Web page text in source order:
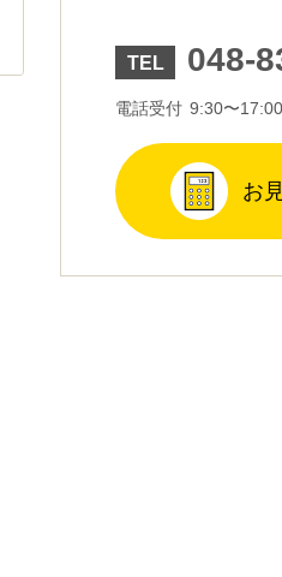
TEL 048-
電話受付 9:30〜17:00
お